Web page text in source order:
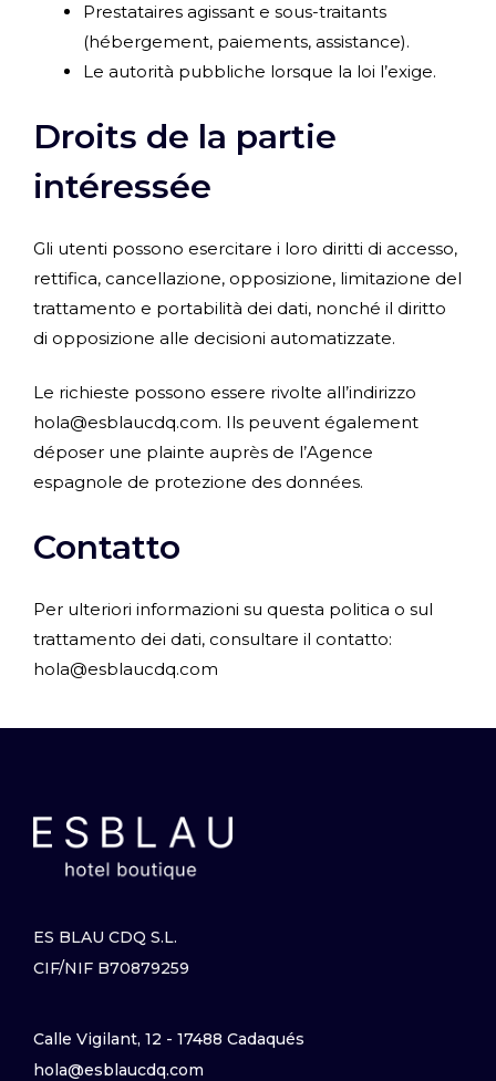
Prestataires agissant e sous-traitants
(hébergement, paiements, assistance).
Le autorità pubbliche lorsque la loi l’exige.
Droits de la partie
intéressée
Gli utenti possono esercitare i loro diritti di accesso,
rettifica, cancellazione, opposizione, limitazione del
trattamento e portabilità dei dati, nonché il diritto
di opposizione alle decisioni automatizzate.
Le richieste possono essere rivolte all’indirizzo
hola@esblaucdq.com. Ils peuvent également
déposer une plainte auprès de l’Agence
espagnole de protezione des données.
Contatto
Per ulteriori informazioni su questa politica o sul
trattamento dei dati, consultare il contatto:
hola@esblaucdq.com
ES BLAU CDQ S.L.
CIF/NIF B70879259
Calle Vigilant, 12 - 17488 Cadaqués
hola@esblaucdq.com